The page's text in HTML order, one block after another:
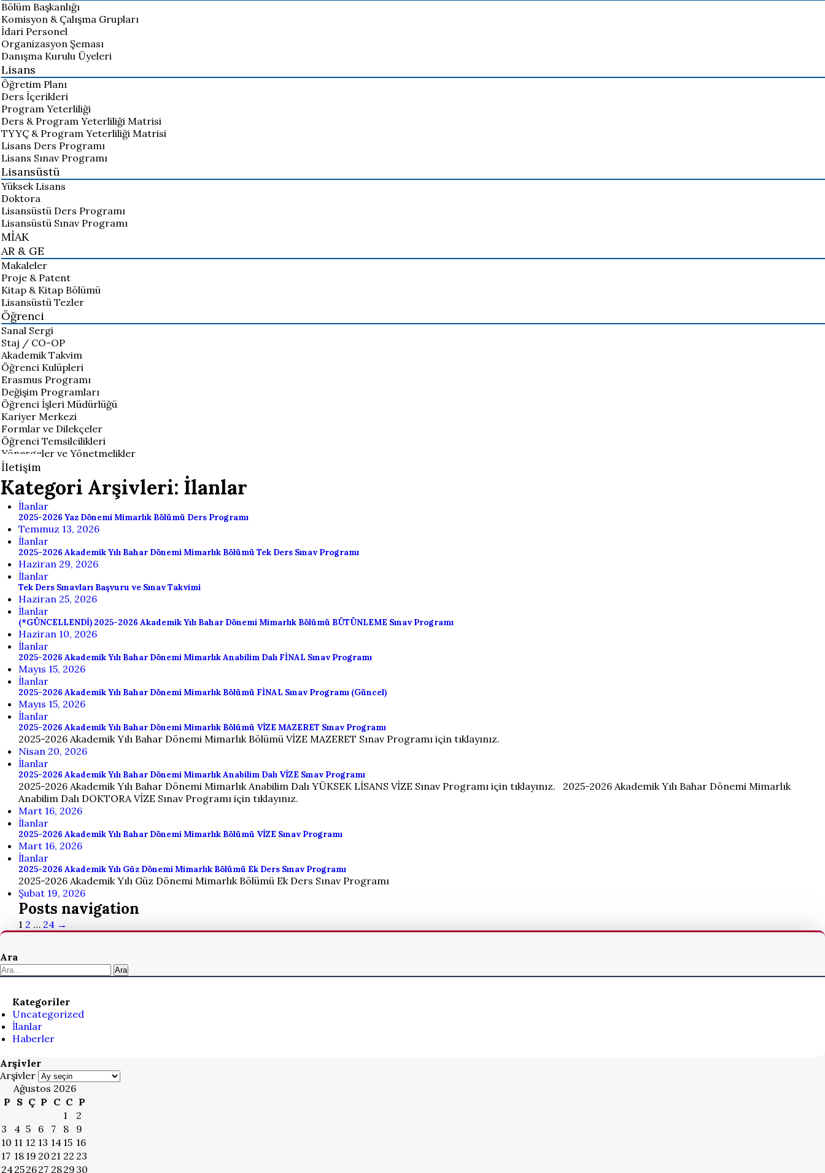
Bölüm Başkanlığı
Komisyon & Çalışma Grupları
İdari Personel
Organizasyon Şeması
Danışma Kurulu Üyeleri
Lisans
Öğretim Planı
Ders İçerikleri
Program Yeterliliği
Ders & Program Yeterliliği Matrisi
TYYÇ & Program Yeterliliği Matrisi
Lisans Ders Programı
Lisans Sınav Programı
Lisansüstü
Yüksek Lisans
Doktora
Lisansüstü Ders Programı
Lisansüstü Sınav Programı
MİAK
AR & GE
Makaleler
Proje & Patent
Kitap & Kitap Bölümü
Lisansüstü Tezler
Öğrenci
Sanal Sergi
Staj / CO-OP
Akademik Takvim
Öğrenci Kulüpleri
Erasmus Programı
Değişim Programları
Öğrenci İşleri Müdürlüğü
Kariyer Merkezi
Formlar ve Dilekçeler
Öğrenci Temsilcilikleri
Yönergeler ve Yönetmelikler
İletişim
Kategori Arşivleri: İlanlar
İlanlar
2025-2026 Yaz Dönemi Mimarlık Bölümü Ders Programı
Temmuz 13, 2026
İlanlar
2025-2026 Akademik Yılı Bahar Dönemi Mimarlık Bölümü Tek Ders Sınav Programı
Haziran 29, 2026
İlanlar
Tek Ders Sınavları Başvuru ve Sınav Takvimi
Haziran 25, 2026
İlanlar
(*GÜNCELLENDİ) 2025-2026 Akademik Yılı Bahar Dönemi Mimarlık Bölümü BÜTÜNLEME Sınav Programı
Haziran 10, 2026
İlanlar
2025-2026 Akademik Yılı Bahar Dönemi Mimarlık Anabilim Dalı FİNAL Sınav Programı
Mayıs 15, 2026
İlanlar
2025-2026 Akademik Yılı Bahar Dönemi Mimarlık Bölümü FİNAL Sınav Programı (Güncel)
Mayıs 15, 2026
İlanlar
2025-2026 Akademik Yılı Bahar Dönemi Mimarlık Bölümü VİZE MAZERET Sınav Programı
2025-2026 Akademik Yılı Bahar Dönemi Mimarlık Bölümü VİZE MAZERET Sınav Programı için tıklayınız.
Nisan 20, 2026
İlanlar
2025-2026 Akademik Yılı Bahar Dönemi Mimarlık Anabilim Dalı VİZE Sınav Programı
2025-2026 Akademik Yılı Bahar Dönemi Mimarlık Anabilim Dalı YÜKSEK LİSANS VİZE Sınav Programı için tıklayınız. 2025-2026 Akademik Yılı Bahar Dönemi Mimarlık
Anabilim Dalı DOKTORA VİZE Sınav Programı için tıklayınız.
Mart 16, 2026
İlanlar
2025-2026 Akademik Yılı Bahar Dönemi Mimarlık Bölümü VİZE Sınav Programı
Mart 16, 2026
İlanlar
2025-2026 Akademik Yılı Güz Dönemi Mimarlık Bölümü Ek Ders Sınav Programı
2025-2026 Akademik Yılı Güz Dönemi Mimarlık Bölümü Ek Ders Sınav Programı
Şubat 19, 2026
Posts navigation
1 2 … 24 →
Ara
Ara
Kategoriler
Uncategorized
İlanlar
Haberler
Arşivler
Arşivler
Ağustos 2026
P S Ç P C C P
1
2
3
4 5 6 7 8
9
10 11 12 13 14 15 16
17 18 19 20 21 22 23
24252627 2829 30